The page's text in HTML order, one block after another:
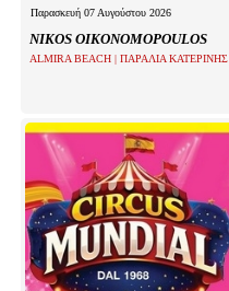
Παρασκευή 07 Αυγούστου 2026
NIKOS OIKONOMOPOULOS
ALMIRA BEACH | ΠΑΡΑΛΙΑ ΚΑΤΕΡΙΝΗΣ